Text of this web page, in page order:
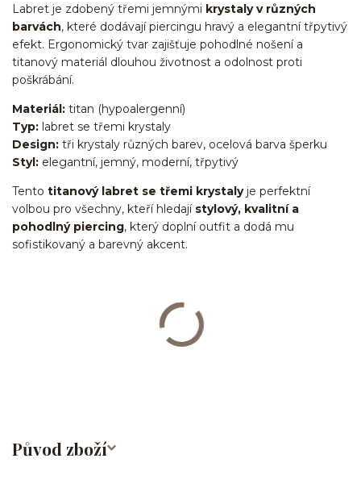
Labret je zdobený třemi jemnými krystaly v různých
barvách, které dodávají piercingu hravý a elegantní třpytivý
efekt. Ergonomický tvar zajišťuje pohodlné nošení a
titanový materiál dlouhou životnost a odolnost proti
poškrábání.
Materiál: titan (hypoalergenní)
Typ: labret se třemi krystaly
Design: tři krystaly různých barev, ocelová barva šperku
Styl: elegantní, jemný, moderní, třpytivý
Tento titanový labret se třemi krystalyje perfektní
volbou pro všechny, kteří hledají stylový, kvalitní a
pohodlný piercing, který doplní outfit a dodá mu
sofistikovaný a barevný akcent.
labret/madonna/angel bites/snake bites/spider of viper
Původ zboží